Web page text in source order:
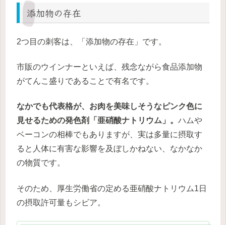
添加物の存在
2つ目の刺客は、「添加物の存在」です。
市販のウインナーといえば、残念ながら食品添加物
がてんこ盛りであることで有名です。
なかでも代表格が、お肉を美味しそうなピンク色に
見せるための発色剤「亜硝酸ナトリウム」。 ハムや
ベーコンの相棒でもありますが、実は多量に摂取す
ると人体に有害な影響を及ぼしかねない、なかなか
の物質です。
そのため、厚生労働省の定める亜硝酸ナトリウム1日
の摂取許可量もシビア。